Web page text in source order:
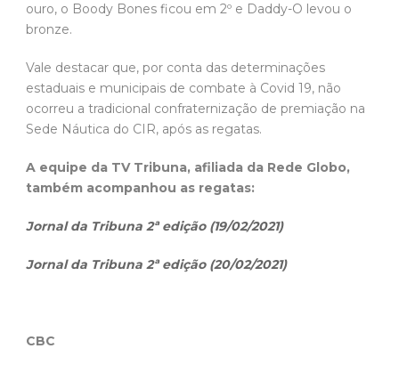
ouro, o Boody Bones ficou em 2º e Daddy-O levou o
bronze.
Vale destacar que, por conta das determinações
estaduais e municipais de combate à Covid 19, não
ocorreu a tradicional confraternização de premiação na
Sede Náutica do CIR, após as regatas.
A equipe da TV Tribuna, afiliada da Rede Globo,
também acompanhou as regatas:
Jornal da Tribuna 2ª edição (19/02/2021)
Jornal da Tribuna 2ª edição (20/02/2021)
CBC